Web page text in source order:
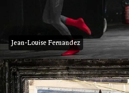
Jean-Louise Fernandez